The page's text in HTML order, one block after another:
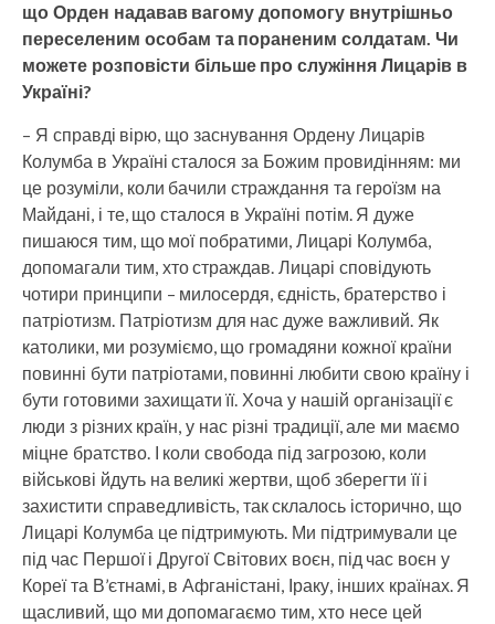
що Орден надавав вагому допомогу внутрішньо
переселеним особам та пораненим солдатам. Чи
можете розповісти більше про служіння Лицарів в
Україні?
– Я справді вірю, що заснування Ордену Лицарів
Колумба в Україні сталося за Божим провидінням: ми
це розуміли, коли бачили страждання та героїзм на
Майдані, і те, що сталося в Україні потім. Я дуже
пишаюся тим, що мої побратими, Лицарі Колумба,
допомагали тим, хто страждав. Лицарі сповідують
чотири принципи – милосердя, єдність, братерство і
патріотизм. Патріотизм для нас дуже важливий. Як
католики, ми розуміємо, що громадяни кожної країни
повинні бути патріотами, повинні любити свою країну і
бути готовими захищати її. Хоча у нашій організації є
люди з різних країн, у нас різні традиції, але ми маємо
міцне братство. І коли свобода під загрозою, коли
військові йдуть на великі жертви, щоб зберегти її і
захистити справедливість, так склалось історично, що
Лицарі Колумба це підтримують. Ми підтримували це
під час Першої і Другої Світових воєн, під час воєн у
Кореї та В’єтнамі, в Афганістані, Іраку, інших країнах. Я
щасливий, що ми допомагаємо тим, хто несе цей